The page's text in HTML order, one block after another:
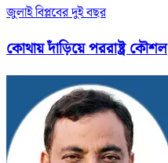
জুলাই বিপ্লবের দুই বছর
কোথায় দাঁড়িয়ে পররাষ্ট্র কৌশল